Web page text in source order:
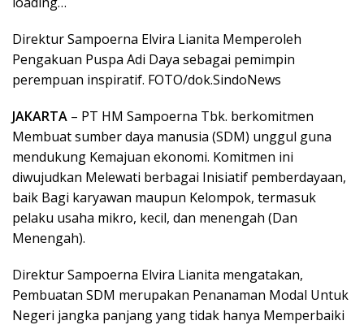
Direktur Sampoerna Elvira Lianita Memperoleh
Pengakuan Puspa Adi Daya sebagai pemimpin
perempuan inspiratif. FOTO/dok.SindoNews
JAKARTA – PT HM Sampoerna Tbk. berkomitmen
Membuat sumber daya manusia (SDM) unggul guna
mendukung Kemajuan ekonomi. Komitmen ini
diwujudkan Melewati berbagai Inisiatif pemberdayaan,
baik Bagi karyawan maupun Kelompok, termasuk
pelaku usaha mikro, kecil, dan menengah (Dan
Menengah).
Direktur Sampoerna Elvira Lianita mengatakan,
Pembuatan SDM merupakan Penanaman Modal Untuk
Negeri jangka panjang yang tidak hanya Memperbaiki